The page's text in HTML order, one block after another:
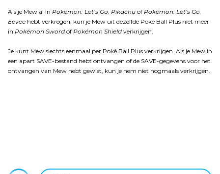
Als je Mew al in Pokémon: Let’s Go, Pikachu of Pokémon: Let’s Go,
Eevee hebt verkregen, kun je Mew uit dezelfde Poké Ball Plus niet meer
in Pokémon Sword of Pokémon Shield verkrijgen.
Je kunt Mew slechts eenmaal per Poké Ball Plus verkrijgen. Als je Mew in
een apart SAVE-bestand hebt ontvangen of de SAVE-gegevens voor het
ontvangen van Mew hebt gewist, kun je hem niet nogmaals verkrijgen.